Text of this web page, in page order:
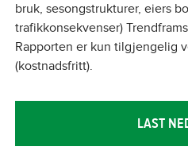
bruk, sesongstrukturer, eiers
trafikkonsekvenser)
Rapporten er kun tilgjengelig
(kostnadsfritt).
LAST